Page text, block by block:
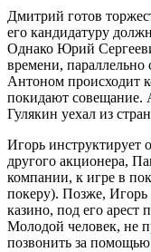
Дмитрий готов
его кандидатуру
Однако Юрий
времени,
Антоном происходит
покидают совещание.
Гулякин уехал из
Игорь инструктирует
другого акционера,
компании, к игре в
покеру). Позже, Игорь
казино, под его арест
Молодой человек, не
позвонить за